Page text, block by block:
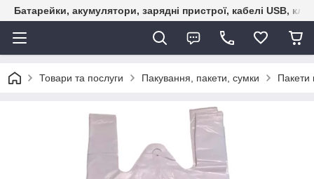
Батарейки, акумулятори, зарядні пристрої, кабелі USB,
Товари та послуги Пакування, пакети, сумки Пакети